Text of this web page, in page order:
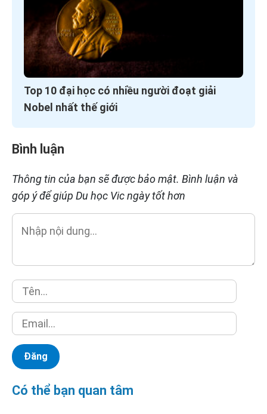
Top 10 đại học có nhiều người đoạt giải
Nobel nhất thế giới
Bình luận
Thông tin của bạn sẽ được bảo mật. Bình luận và
góp ý để giúp Du học Vic ngày tốt hơn
Có thể bạn quan tâm